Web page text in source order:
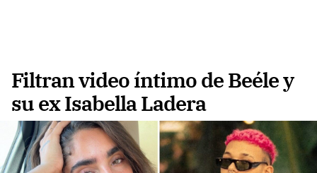
Filtran video íntimo de Beéle y
su ex Isabella Ladera